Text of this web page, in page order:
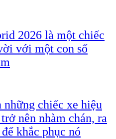
2026 là một chiếc
với một con số
những chiếc xe hiệu
nên nhàm chán, ra
khắc phục nó